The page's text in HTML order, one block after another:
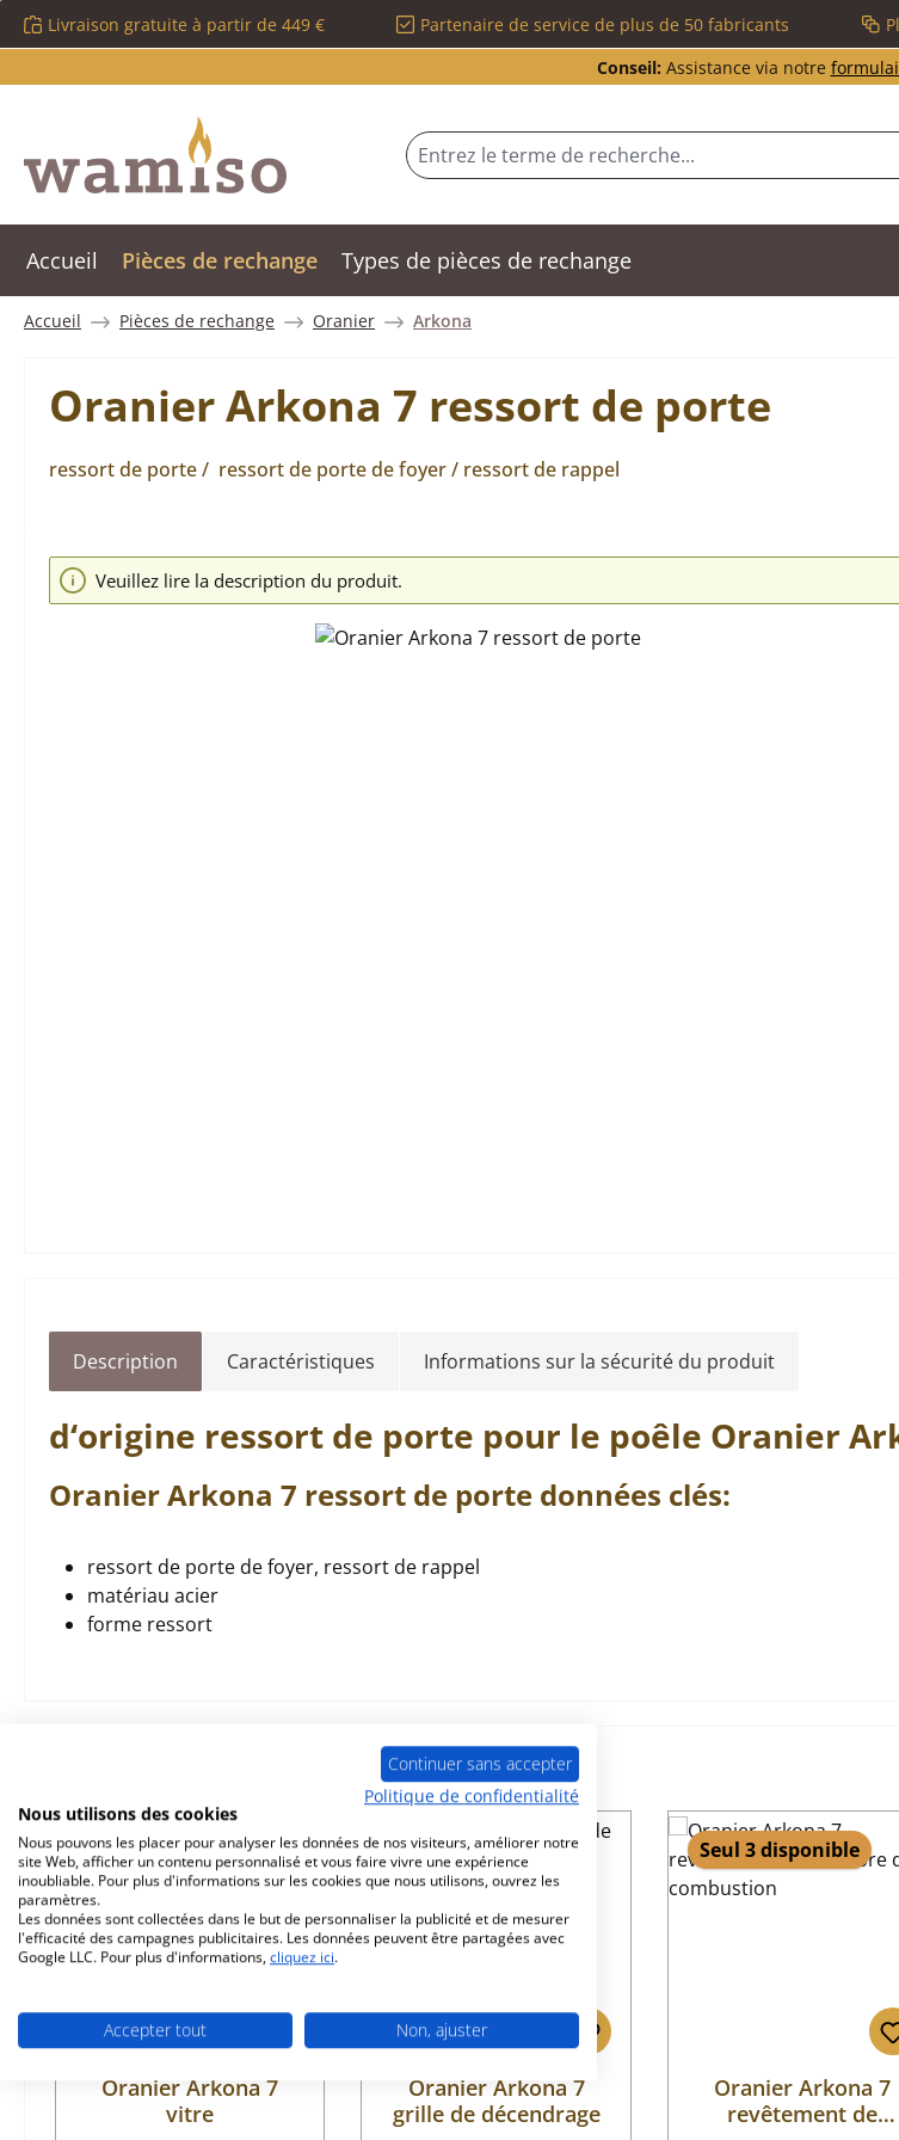
au contenu principal
Passer à la recherche
Passer à la navigation principale
Livraison gratuite à partir de 449 € Partenaire de service de plus de 50 fabricants
Conseil: Assistance via notre
Accueil Pièces de rechange Types de pièces de rechange
Accueil Pièces de rechange Oranier Arkona
Oranier Arkona 7 ressort de porte
ressort de porte / ressort de porte de foyer / ressort de rappel
Ignorer la galerie d'images
Veuillez lire la description du produit.
Description Caractéristiques Informations sur la sécurité du produit
d‘origine ressort de porte pour le poêle Oranier
OranierArkona 7 ressort de porte données clés:
ressort de porte de foyer, ressort de rappel
matériau acier
forme ressort
Ignorer la galerie de produits
Oranier Arkona 7
vitre
Oranier Arkona 7
grille de décendrage
Seul 3 disponible
Oranier Arkona 7
revêtement de
Continuer sans accepter
Politique de confidentialité
Nous utilisons des cookies
Nous pouvons les placer pour analyser les données de nos visiteurs, améliorer notre
site Web, afficher un contenu personnalisé et vous faire vivre une expérience
inoubliable. Pour plus d'informations sur les cookies que nous utilisons, ouvrez les
paramètres.
Les données sont collectées dans le but de personnaliser la publicité et de mesurer
l'efficacité des campagnes publicitaires. Les données peuvent être partagées avec
Google LLC. Pour plus d'informations, cliquez ici.
Accepter tout Non, ajuster